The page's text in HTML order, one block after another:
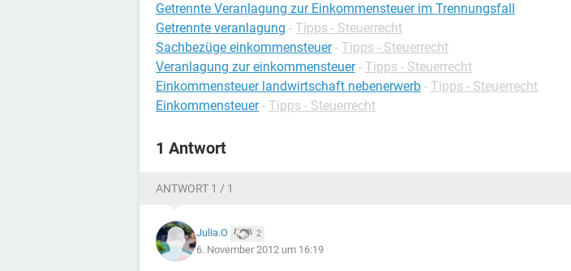
Getrennte Veranlagung zur Einkommensteuer im Trennungsfall
Getrennte veranlagung - Tipps - Steuerrecht
Sachbezüge einkommensteuer - Tipps - Steuerrecht
Veranlagung zur einkommensteuer - Tipps - Steuerrecht
Einkommensteuer landwirtschaft nebenerwerb - Tipps - Steuerrecht
Einkommensteuer - Tipps - Steuerrecht
1 Antwort
ANTWORT 1 / 1
Julia.O 2
6. November 2012 um 16:19